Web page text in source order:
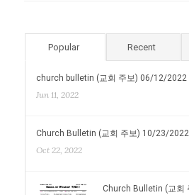
Popular Recent
church bulletin (교회 주보) 06/12/2022
Jun 11, 2022
Church Bulletin (교회 주보) 10/23/2022
Oct 22, 2022
Church Bulletin (교